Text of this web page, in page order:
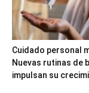
Cuidado personal
Nuevas rutinas de
impulsan su